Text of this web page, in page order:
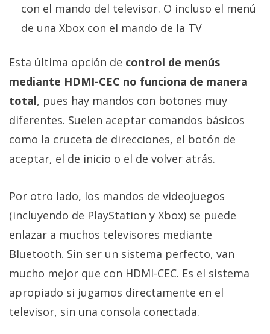
con el mando del televisor. O incluso el menú
de una Xbox con el mando de la TV
Esta última opción de control de menús
mediante HDMI-CEC no funciona de manera
total, pues hay mandos con botones muy
diferentes. Suelen aceptar comandos básicos
como la cruceta de direcciones, el botón de
aceptar, el de inicio o el de volver atrás.
Por otro lado, los mandos de videojuegos
(incluyendo de PlayStation y Xbox) se puede
enlazar a muchos televisores mediante
Bluetooth. Sin ser un sistema perfecto, van
mucho mejor que con HDMI-CEC. Es el sistema
apropiado si jugamos directamente en el
televisor, sin una consola conectada.